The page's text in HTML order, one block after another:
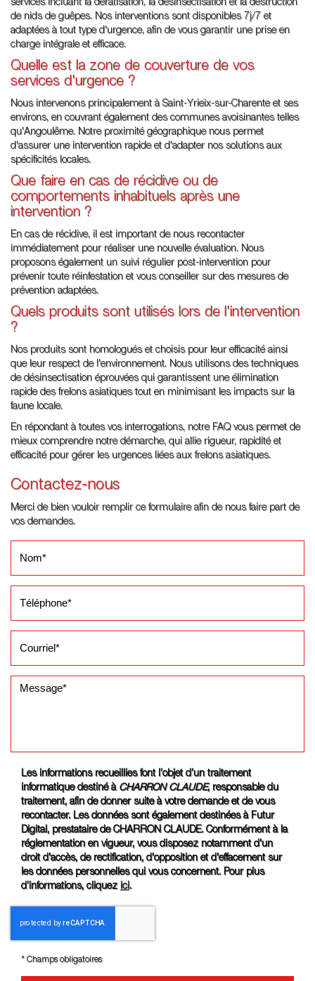
services incluant la dératisation, la désinsectisation et la destruction
de nids de guêpes. Nos interventions sont disponibles 7j/7 et
adaptées à tout type d'urgence, afin de vous garantir une prise en
charge intégrale et efficace.
Quelle est la zone de couverture de vos
services d'urgence ?
Nous intervenons principalement à Saint-Yrieix-sur-Charente et ses
environs, en couvrant également des communes avoisinantes telles
qu'Angoulême. Notre proximité géographique nous permet
d'assurer une intervention rapide et d'adapter nos solutions aux
spécificités locales.
Que faire en cas de récidive ou de
comportements inhabituels après une
intervention ?
En cas de récidive, il est important de nous recontacter
immédiatement pour réaliser une nouvelle évaluation. Nous
proposons également un suivi régulier post-intervention pour
prévenir toute réinfestation et vous conseiller sur des mesures de
prévention adaptées.
Quels produits sont utilisés lors de l'intervention
?
Nos produits sont homologués et choisis pour leur efficacité ainsi
que leur respect de l'environnement. Nous utilisons des techniques
de désinsectisation éprouvées qui garantissent une élimination
rapide des frelons asiatiques tout en minimisant les impacts sur la
faune locale.
En répondant à toutes vos interrogations, notre FAQ vous permet de
mieux comprendre notre démarche, qui allie rigueur, rapidité et
efficacité pour gérer les urgences liées aux frelons asiatiques.
Contactez-nous
Merci de bien vouloir remplir ce formulaire afin de nous faire part de
vos demandes.
Les informations recueillies font l’objet d’un traitement
informatique destiné à
CHARRON CLAUDE, responsable du
traitement, afin de donner suite à votre demande et de vous
recontacter. Les données sont également destinées à Futur
Digital, prestataire de CHARRON CLAUDE. Conformément à la
réglementation en vigueur, vous disposez notamment d'un
droit d'accès, de rectification, d'opposition et d'effacement sur
les données personnelles qui vous concernent. Pour plus
d’informations, cliquez ici.
*Champs obligatoires